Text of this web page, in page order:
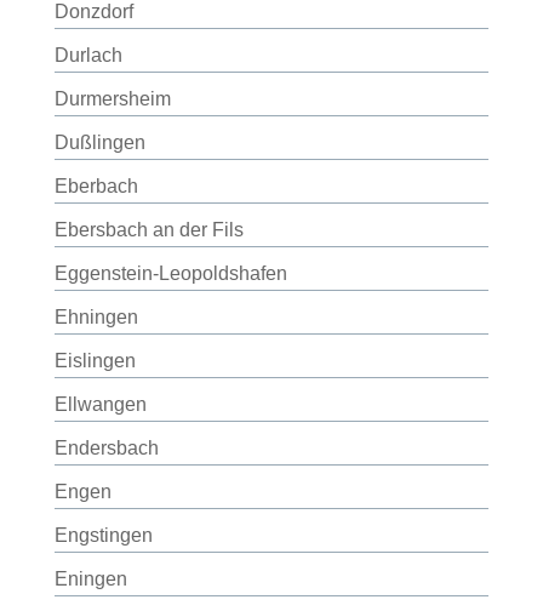
Donzdorf
Durlach
Durmersheim
Dußlingen
Eberbach
Ebersbach an der Fils
Eggenstein-Leopoldshafen
Ehningen
Eislingen
Ellwangen
Endersbach
Engen
Engstingen
Eningen